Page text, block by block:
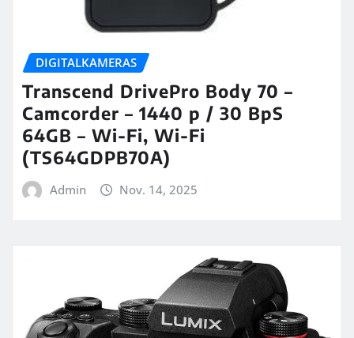
DIGITALKAMERAS
Transcend DrivePro Body 70 –
Camcorder – 1440 p / 30 BpS
64GB – Wi-Fi, Wi-Fi
(TS64GDPB70A)
Admin Nov. 14, 2025